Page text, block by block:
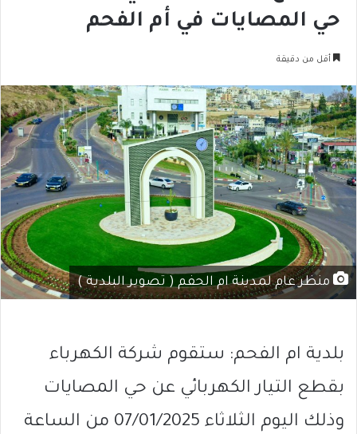
حي المصايات في أم الفحم
أقل من دقيقة
منظر عام لمدينة ام الحفم ( تصوير البلدية )
بلدية ام الفحم: ستقوم شركة الكهرباء
بقطع التيار الكهربائي عن حي المصايات
وذلك اليوم الثلاثاء 07/01/2025 من الساعة